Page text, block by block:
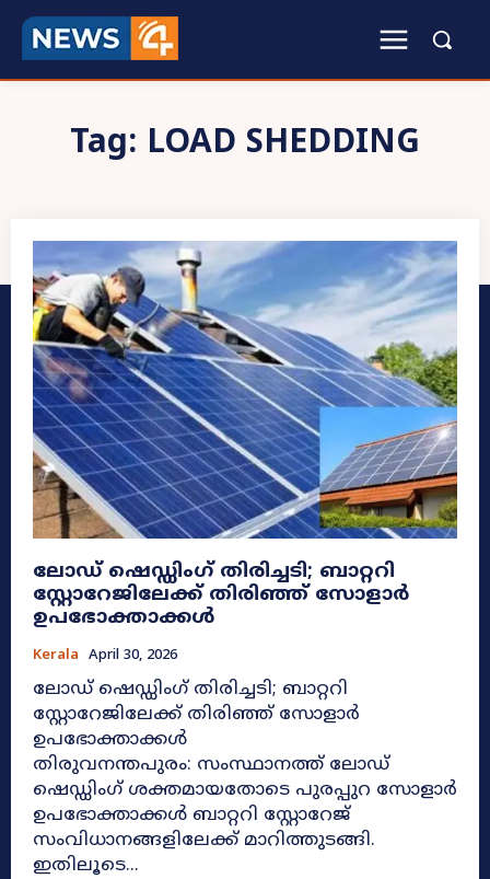
Tag: LOAD SHEDDING
ലോഡ് ഷെഡ്ഡിംഗ് തിരിച്ചടി; ബാറ്ററി
സ്റ്റോറേജിലേക്ക് തിരിഞ്ഞ് സോളാർ
ഉപഭോക്താക്കൾ
Kerala April 30, 2026
ലോഡ് ഷെഡ്ഡിംഗ് തിരിച്ചടി; ബാറ്ററി
സ്റ്റോറേജിലേക്ക് തിരിഞ്ഞ് സോളാർ
ഉപഭോക്താക്കൾ
തിരുവനന്തപുരം: സംസ്ഥാനത്ത് ലോഡ്
ഷെഡ്ഡിംഗ് ശക്തമായതോടെ പുരപ്പുറ സോളാർ
ഉപഭോക്താക്കൾ ബാറ്ററി സ്റ്റോറേജ്
സംവിധാനങ്ങളിലേക്ക് മാറിത്തുടങ്ങി.
ഇതിലൂടെ...